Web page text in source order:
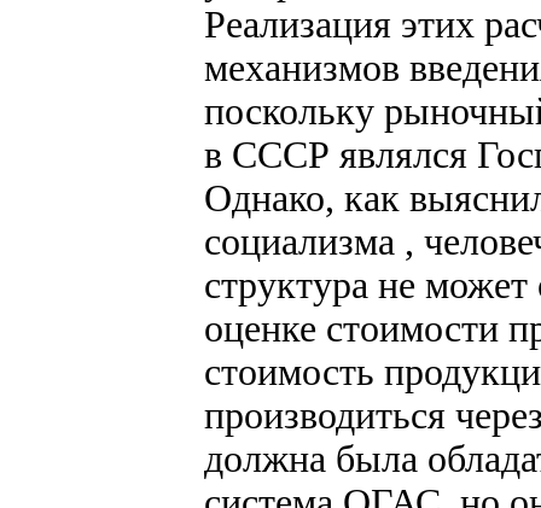
Реализация этих
механизмов
поскольку
в СССР являлся
Однако, как
социализма ,
структура не
оценке стоимости
стоимость
производиться
должна была